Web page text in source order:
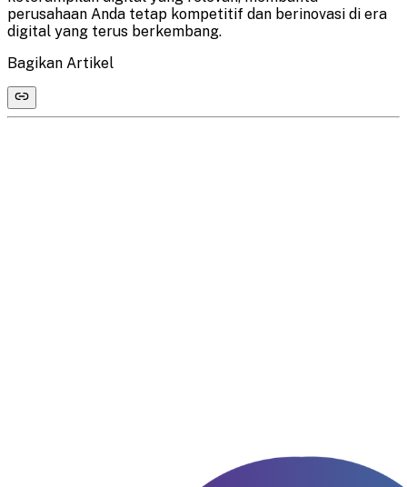
perusahaan Anda tetap kompetitif dan berinovasi di era
digital yang terus berkembang.
Bagikan Artikel